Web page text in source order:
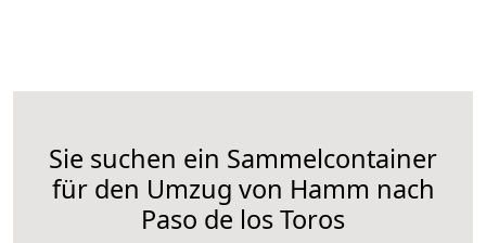
Sie suchen ein Sammelcontainer
für den Umzug von Hamm nach
Paso de los Toros